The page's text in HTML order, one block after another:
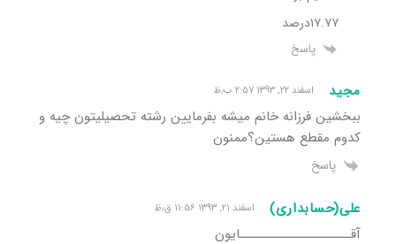
۱۷.۷۷درصد
پاسخ
مجید اسفند ۲۲, ۱۳۹۳ ۲:۵۷ ب٫ظ
ببخشین فرزانه خانم میشه بفرمایین رشته تحصیلیتون چیه و
کدوم مقطع هستین؟ممنون
پاسخ
علی(حسابداری) اسفند ۲۱, ۱۳۹۳ ۱۱:۵۶ ق٫ظ
آقـــــــــــــــــــــایون